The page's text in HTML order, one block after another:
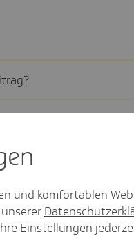
Wie erfahre ich,
Beitrag ange­
mit einem Kind?
und komfortablen
Einstellungen